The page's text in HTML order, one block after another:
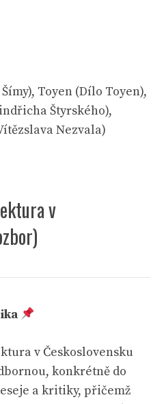
Toyen (Dílo Toyen),
Štyrského),
Nezvala)
v
v Československu
konkrétně do
a kritiky, přičemž